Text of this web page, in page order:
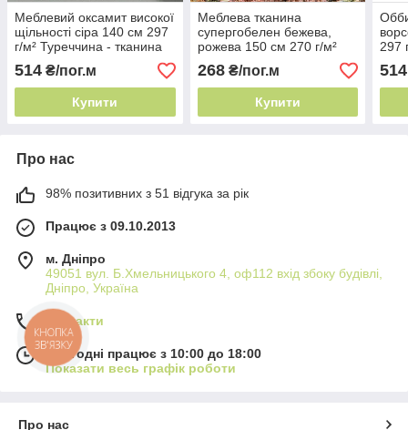
Меблевий оксамит високої
щільності сіра 140 см 297
г/м² Туреччина - тканина
для перетяжки дивана
514 ₴/пог.м
Купити
Меблева тканина
супергобелен бежева,
рожева 150 см 270 г/м²
Китай - тканина для
перетяжки дивана
268₴/пог.м
Купити
297
514
Про нас
98% позитивних з 51 відгука за рік
Працює з 09.10.2013
м. Дніпро
49051 вул. Б.Хмельницького 4, оф112 вхід збоку будівлі,
Дніпро, Україна
Контакти
Сьогодні працює з 10:00 до 18:00
Показати весь графік роботи
Про нас
КНОПКА
ЗВ'ЯЗКУ